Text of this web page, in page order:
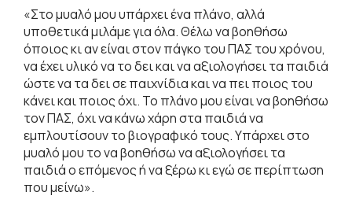
«Στο μυαλό μου υπάρχει ένα πλάνο, αλλά
υποθετικά μιλάμε για όλα. Θέλω να βοηθήσω
όποιος κι αν είναι στον πάγκο του ΠΑΣ του χρόνου,
να έχει υλικό να το δει και να αξιολογήσει τα παιδιά
ώστε να τα δει σε παιχνίδια και να πει ποιος του
κάνει και ποιος όχι. Το πλάνο μου είναι να βοηθήσω
τον ΠΑΣ, όχι να κάνω χάρη στα παιδιά να
εμπλουτίσουν το βιογραφικό τους. Υπάρχει στο
μυαλό μου το να βοηθήσω να αξιολογήσει τα
παιδιά ο επόμενος ή να ξέρω κι εγώ σε περίπτωση
που μείνω».